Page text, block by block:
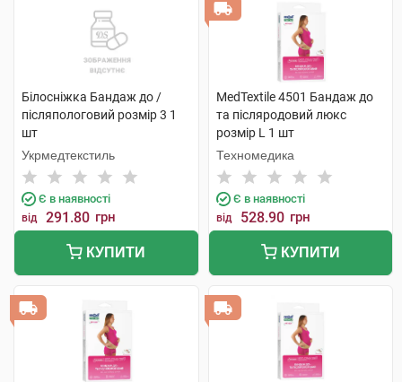
Білосніжка Бандаж до /
післяпологовий розмір 3 1
шт
Укрмедтекстиль
Є в наявності
від 291.80 грн
КУПИТИ
MedTextile 4501 Бандаж до
та післяродовий люкс
розмір L 1 шт
Техномедика
Є в наявності
від 528.90 грн
КУПИТИ